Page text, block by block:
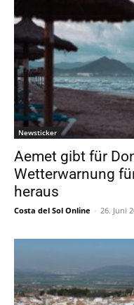
Newsticker
Aemet gibt für
Wetterwarnung
heraus
Costa del Sol Online - 26. Juni